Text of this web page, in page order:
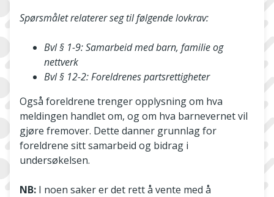
Spørsmålet relaterer seg til følgende lovkrav:
Bvl § 1-9: Samarbeid med barn, familie og
nettverk
Bvl § 12-2: Foreldrenes partsrettigheter
Også foreldrene trenger opplysning om hva
meldingen handlet om, og om hva barnevernet vil
gjøre fremover. Dette danner grunnlag for
foreldrene sitt samarbeid og bidrag i
undersøkelsen.
NB: I noen saker er det rett å vente med å